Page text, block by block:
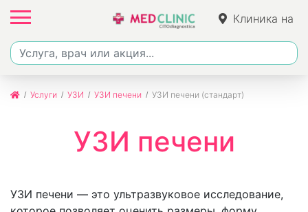
Клиника на
Фучика
Услуги УЗИ УЗИ печени УЗИ печени (стандарт)
УЗИ печени
УЗИ печени — это ультразвуковое исследование,